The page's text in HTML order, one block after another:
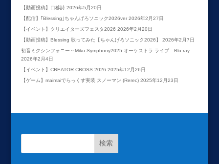
【動画投稿】口移詩 2026年5月20日
【配信】｢Blessing｣ちゃんげろソニック2026ver 2026年2月27日
【イベント】クリエイターズフェスタ2026 2026年2月20日
【動画投稿】Blessing 歌ってみた【ちゃんげろソニック2026】
2026年2月7日
初音ミクシンフォニー～Miku Symphony2025 オーケストラ ライブ Blu-ray
2026年2月4日
【イベント】CREATOR CROSS 2026 2025年12月26日
【ゲーム】maimaiでらっくす実装 スノーマン (Rerec) 2025年12月23日